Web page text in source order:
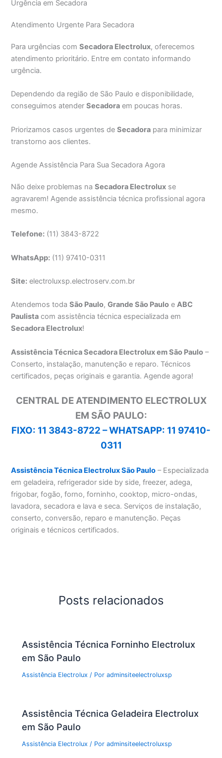
Urgência em Secadora
Atendimento Urgente Para Secadora
Para urgências comSecadora Electrolux, oferecemos
atendimento prioritário. Entre em contato informando
urgência.
Dependendo da região de São Paulo e disponibilidade,
conseguimos atenderSecadora em poucas horas.
Priorizamos casos urgentes deSecadora para minimizar
transtorno aos clientes.
Agende Assistência Para Sua Secadora Agora
Não deixe problemas naSecadora Electrolux se
agravarem! Agende assistência técnica profissional agora
mesmo.
Telefone: (11) 3843-8722
WhatsApp: (11) 97410-0311
Site: electroluxsp.electroserv.com.br
Atendemos todaSão Paulo,Grande São Paulo eABC
Paulista com assistência técnica especializada em
Secadora Electrolux!
Assistência Técnica Secadora Electrolux em São Paulo –
Conserto, instalação, manutenção e reparo. Técnicos
certificados, peças originais e garantia. Agende agora!
CENTRAL DE ATENDIMENTO ELECTROLUX
EM SÃO PAULO:
FIXO: 11 3843-8722 –WHATSAPP: 11 97410-
0311
Assistência Técnica Electrolux São Paulo – Especializada
em geladeira, refrigerador side by side, freezer, adega,
frigobar, fogão, forno, forninho, cooktop, micro-ondas,
lavadora, secadora e lava e seca. Serviços de instalação,
conserto, conversão, reparo e manutenção. Peças
originais e técnicos certificados.
Posts relacionados
Assistência Técnica Forninho Electrolux
em São Paulo
Assistência Electrolux / Poradminsiteelectroluxsp
Assistência Técnica Geladeira Electrolux
em São Paulo
Assistência Electrolux / Poradminsiteelectroluxsp